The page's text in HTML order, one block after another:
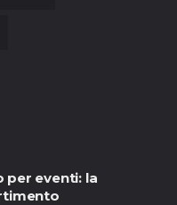
per eventi: la